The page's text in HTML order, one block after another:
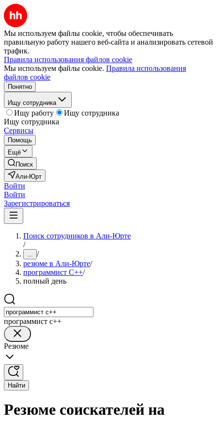
Мы используем файлы cookie, чтобы обеспечивать
правильную работу нашего веб-сайта и анализировать сетевой
трафик.
Правила использования файлов cookie
Мы используем файлы cookie. Правила использования
файлов cookie
Понятно
Ищу сотрудника
Ищу работу
Ищу сотрудника
Ищу сотрудника
Сервисы
Помощь
Ещё
Поиск
Али-Юрт
Войти
Войти
Зарегистрироваться
Поиск сотрудников в Али-Юрте
/
... /
резюме в Али-Юрте/
программист C++/
полный день
программист c++
Резюме
Найти
Резюме соискателей на